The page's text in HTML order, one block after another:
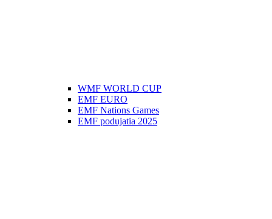
WMF WORLD CUP
EMF EURO
EMF Nations Games
EMF podujatia 2025